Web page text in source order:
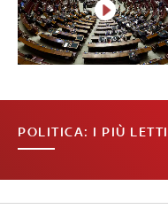
POLITICA: I PIÙ LETTI